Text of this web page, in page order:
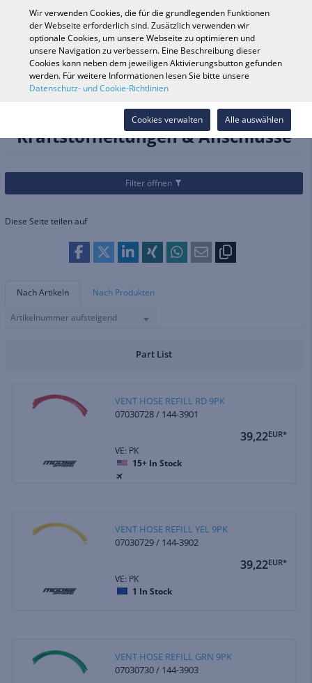
Fahrzeugsuche
Shop durchsuchen
Kategorien Teile & Zubehör
Kraftstoffleitungen & Anschlüsse
Kraftstoffleitungen & Anschlüsse
Filter öffnen
Diese Seite teilen auf
Nach Artikeln Nach Produkten
Artikelnummer aufsteigend
Part List
VENT HOSE REFILL RD 9PK
07030728 / 144-3901
39,22EUR*
VE: PK
15+ In Stock
VENT HOSE REFILL YEL 9PK
07030729 / 144-3902
39,22EUR*
VE: PK
1 In Stock
VENT HOSE REFILL GRN 9PK
07030730 / 144-3903
Wir verwenden Cookies, die für die grundlegenden Funktionen
der Webseite erforderlich sind. Zusätzlich verwenden wir
optionale Cookies, um unsere Webseite zu optimieren und
unsere Navigation zu verbessern. Eine Beschreibung dieser
Cookies kann neben dem jeweiligen Aktivierungsbutton gefunden
werden. Für weitere Informationen lesen Sie bitte unsere
Datenschutz- und Cookie-Richtlinien
Alle auswählen
Cookies verwalten